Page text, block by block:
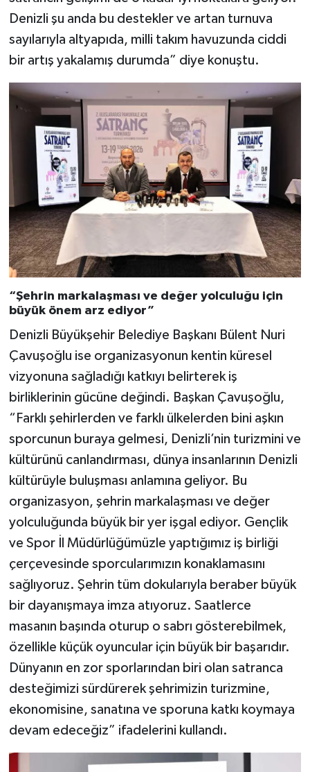
Denizli şu anda bu destekler ve artan turnuva
sayılarıyla altyapıda, milli takım havuzunda ciddi
bir artış yakalamış durumda” diye konuştu.
“Şehrin markalaşması ve değer yolculuğu için
büyük önem arz ediyor”
Denizli Büyükşehir Belediye Başkanı Bülent Nuri
Çavuşoğlu ise organizasyonun kentin küresel
vizyonuna sağladığı katkıyı belirterek iş
birliklerinin gücüne değindi. Başkan Çavuşoğlu,
“Farklı şehirlerden ve farklı ülkelerden bini aşkın
sporcunun buraya gelmesi, Denizli’nin turizmini ve
kültürünü canlandırması, dünya insanlarının Denizli
kültürüyle buluşması anlamına geliyor. Bu
organizasyon, şehrin markalaşması ve değer
yolculuğunda büyük bir yer işgal ediyor. Gençlik
ve Spor İl Müdürlüğümüzle yaptığımız iş birliği
çerçevesinde sporcularımızın konaklamasını
sağlıyoruz. Şehrin tüm dokularıyla beraber büyük
bir dayanışmaya imza atıyoruz. Saatlerce
masanın başında oturup o sabrı gösterebilmek,
özellikle küçük oyuncular için büyük bir başarıdır.
Dünyanın en zor sporlarından biri olan satranca
desteğimizi sürdürerek şehrimizin turizmine,
ekonomisine, sanatına ve sporuna katkı koymaya
devam edeceğiz” ifadelerini kullandı.